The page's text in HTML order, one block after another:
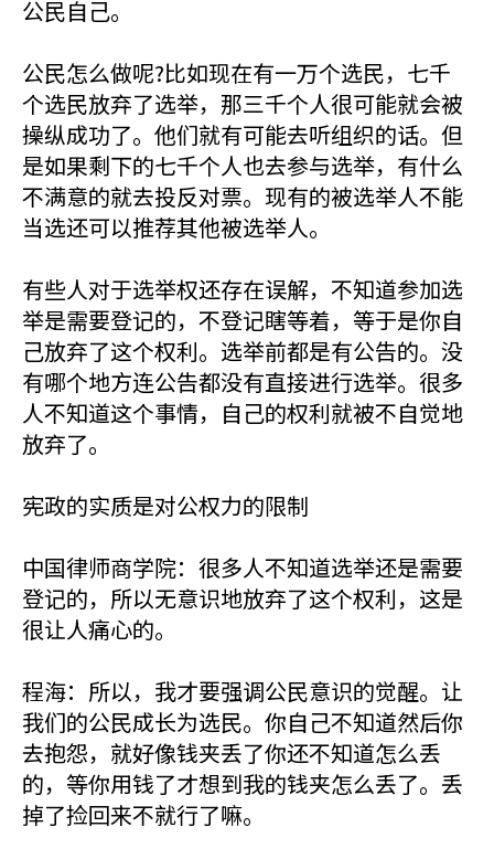
公民自己。
公民怎么做呢?比如现在有一万个选民，七千
个选民放弃了选举，那三千个人很可能就会被
操纵成功了。他们就有可能去听组织的话。但
是如果剩下的七千个人也去参与选举，有什么
不满意的就去投反对票。现有的被选举人不能
当选还可以推荐其他被选举人。
有些人对于选举权还存在误解，不知道参加选
举是需要登记的，不登记瞎等着，等于是你自
己放弃了这个权利。选举前都是有公告的。没
有哪个地方连公告都没有直接进行选举。很多
人不知道这个事情，自己的权利就被不自觉地
放弃了。
宪政的实质是对公权力的限制
中国律师商学院：很多人不知道选举还是需要
登记的，所以无意识地放弃了这个权利，这是
很让人痛心的。
程海：所以，我才要强调公民意识的觉醒。让
我们的公民成长为选民。你自己不知道然后你
去抱怨，就好像钱夹丢了你还不知道怎么丢
的，等你用钱了才想到我的钱夹怎么丢了。丢
掉了捡回来不就行了嘛。